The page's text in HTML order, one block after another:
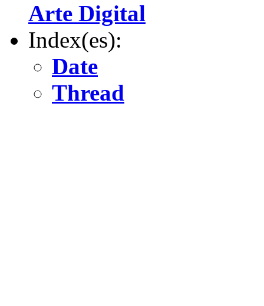
Arte Digital
Index(es):
Date
Thread